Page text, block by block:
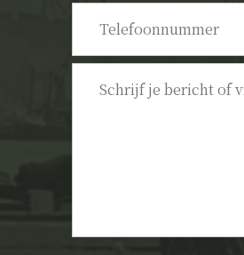
Telefoonnummer
Bericht